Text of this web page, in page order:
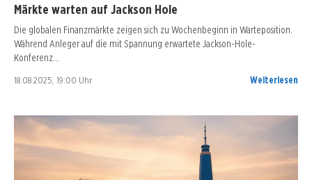
Märkte warten auf Jackson Hole
Die globalen Finanzmärkte zeigen sich zu Wochenbeginn in Warteposition.
Während Anleger auf die mit Spannung erwartete Jackson-Hole-
Konferenz…
18.08.2025, 19:00 Uhr Weiterlesen